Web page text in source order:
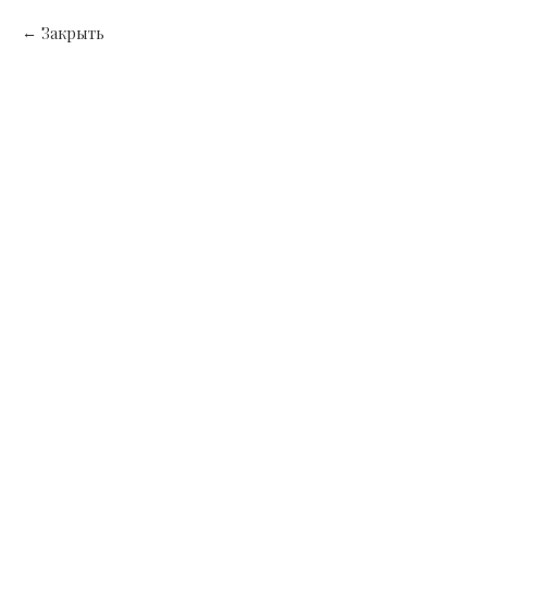
Закрыть